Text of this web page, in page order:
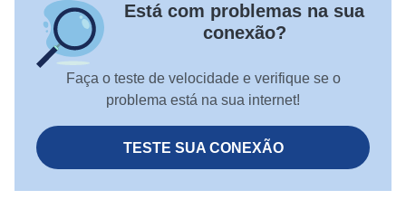
Está com problemas na sua
conexão?
Faça o teste de velocidade e verifique se o
problema está na sua internet!
TESTE SUA CONEXÃO